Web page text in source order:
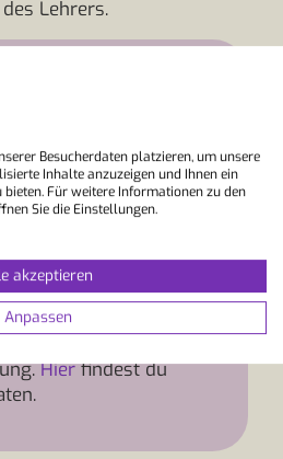
Lehrers.
Programmverlauf,
Das
Hierfindest du
Besucherdaten platzieren, um unsere
Inhalte anzuzeigen und Ihnen ein
Für weitere Informationen zu den
Sie die Einstellungen.
akzeptieren
Anpassen